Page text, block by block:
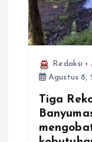
Redaksi
Agustus 8,
Tiga